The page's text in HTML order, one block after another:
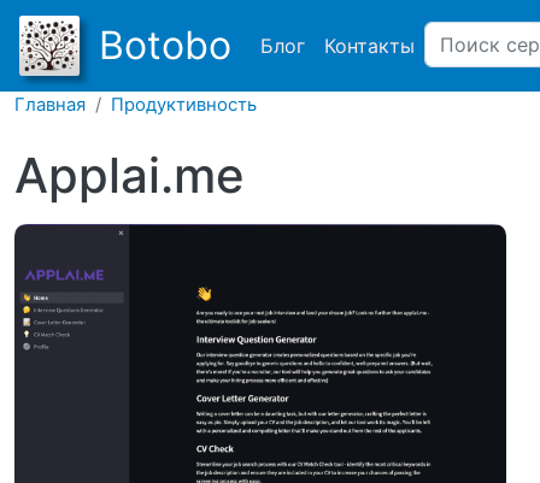
Botobo Main navigation
Блог Контакты
Главная Продуктивность
Applai.me